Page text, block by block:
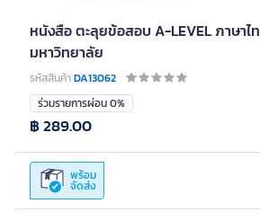
หนังสือ ตะลุยข้อสอบ A-LEVEL ภาษาไ
มหาวิทยาลัย
รหัสสินค้าDA13062
ร่วมรายการผ่อน 0%
พร้อม
จัดส่ง
฿ 289.00